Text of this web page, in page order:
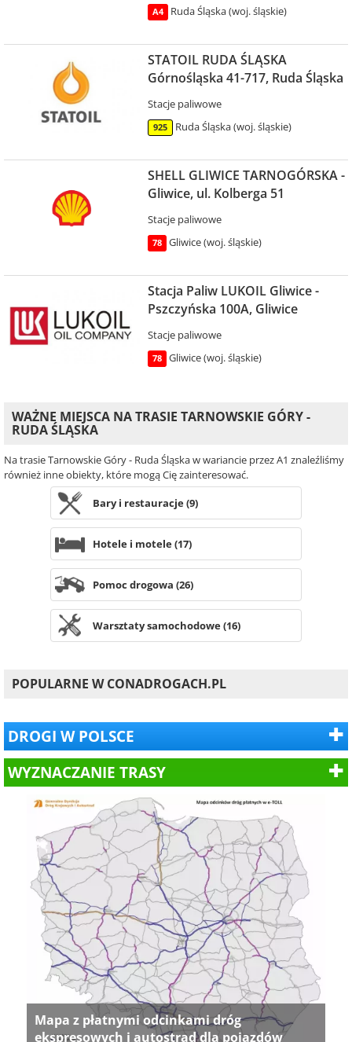
A4 Ruda Śląska (woj. śląskie)
STATOIL RUDA ŚLĄSKA
Górnośląska 41-717, Ruda Śląska
Stacje paliwowe
925 Ruda Śląska (woj. śląskie)
SHELL GLIWICE TARNOGÓRSKA -
Gliwice, ul. Kolberga 51
Stacje paliwowe
78 Gliwice (woj. śląskie)
Stacja Paliw LUKOIL Gliwice -
Pszczyńska 100A, Gliwice
Stacje paliwowe
78 Gliwice (woj. śląskie)
WAŻNE MIEJSCA NA TRASIE TARNOWSKIE GÓRY -
RUDA ŚLĄSKA
Na trasie Tarnowskie Góry - Ruda Śląska w wariancie przez A1 znaleźliśmy
również inne obiekty, które mogą Cię zainteresować.
Bary i restauracje (9)
Hotele i motele (17)
Pomoc drogowa (26)
Warsztaty samochodowe (16)
POPULARNE W CONADROGACH.PL
DROGI W POLSCE
WYZNACZANIE TRASY
Mapa z płatnymi odcinkami dróg
ekspresowych i autostrad dla pojazdów